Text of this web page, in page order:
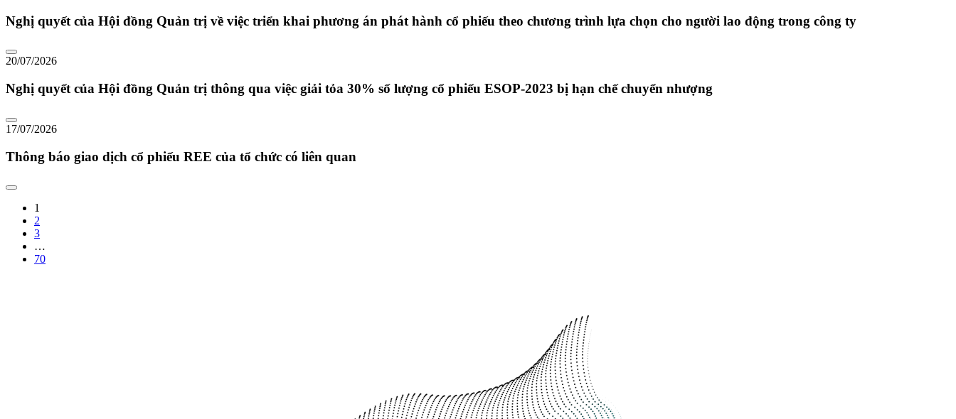
Nghị quyết của Hội đồng Quản trị về việc triển khai phương án phát hành cổ phiếu theo chương trình lựa chọn cho người lao động trong công ty
20/07/2026
Nghị quyết của Hội đồng Quản trị thông qua việc giải tỏa 30% số lượng cổ phiếu ESOP-2023 bị hạn chế chuyển nhượng
17/07/2026
Thông báo giao dịch cổ phiếu REE của tổ chức có liên quan
1
2
3
…
70